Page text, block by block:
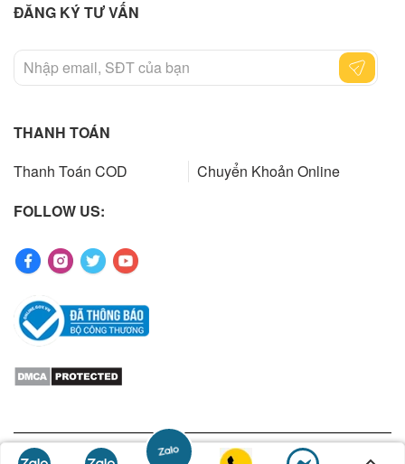
ĐĂNG KÝ TƯ VẤN
THANH TOÁN
Thanh Toán COD
Chuyển Khoản Online
FOLLOW US:
Copyrights 2023 by ibuys.vn. All rights reserved. Designed by